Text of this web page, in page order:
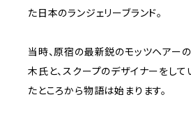
た日本のランジェリーブランド。
当時、原宿の最新鋭のモッツヘアー
木氏と、スクープのデザイナーをし
たところから物語は始まります。